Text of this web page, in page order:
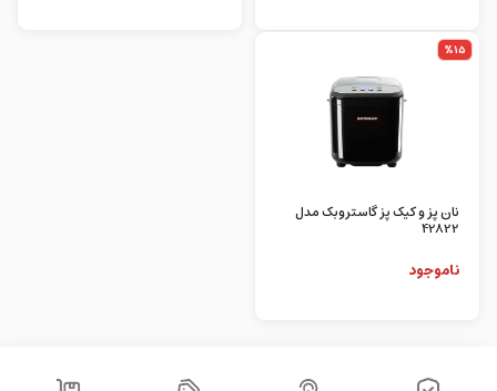
%15
نان پز و کیک پز گاستروبک مدل
42822
ناموجود